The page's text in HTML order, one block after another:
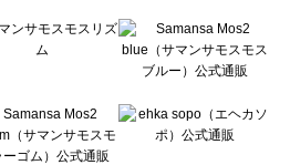
ッグ・ポーチ一覧
）のバッグ・ポーチ一覧
グ・ポーチ一覧